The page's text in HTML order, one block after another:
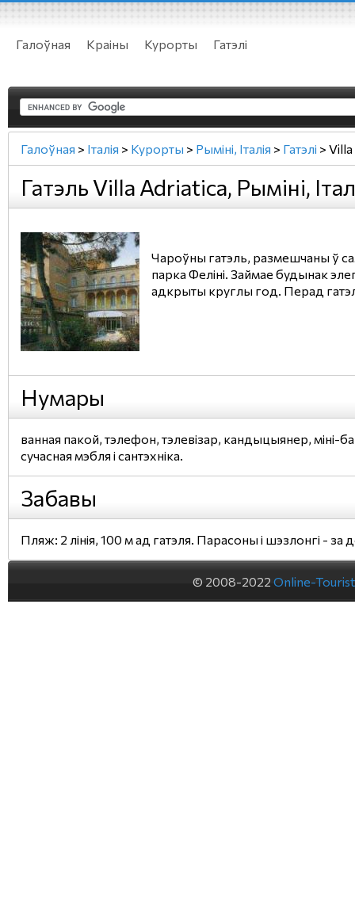
Галоўная Краіны Курорты Гатэлі
Галоўная > Італія > Курорты > Рыміні, Італія > Гатэлі > Villa
Гатэль Villa Adriatica, Рыміні,
Чароўны гатэль, размешчаны ў
парка Феліні. Займае будынак
адкрыты круглы год. Перад
Нумары
ванная пакой, тэлефон, тэлевізар, кандыцыянер, міні-
сучасная мэбля і сантэхніка.
Забавы
Пляж: 2 лінія, 100 м ад гатэля. Парасоны і шэзлонгі - за
© 2008-2022 Online-